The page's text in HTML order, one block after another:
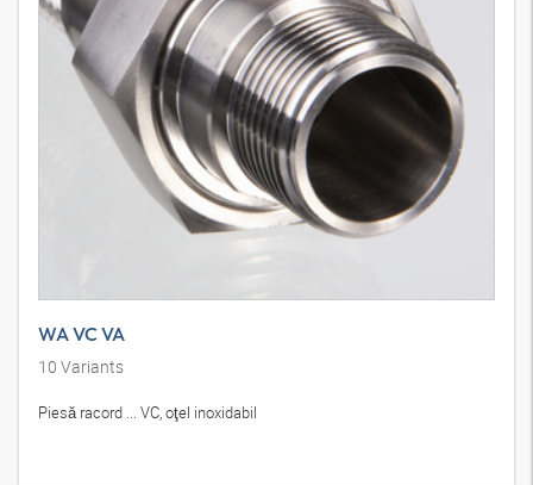
WA VC VA
10 Variants
Piesă racord ... VC, oţel inoxidabil